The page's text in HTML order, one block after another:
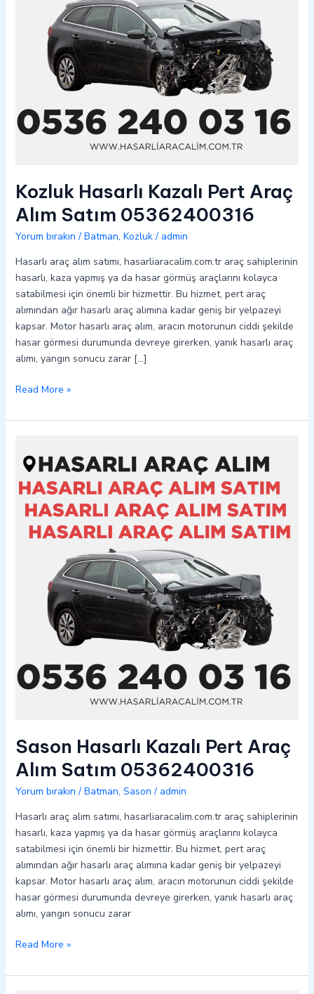
Kozluk Hasarlı Kazalı Pert Araç
Alım Satım 05362400316
Yorum bırakın / Batman, Kozluk/ admin
Hasarlı araç alım satımı, hasarliaracalim.com.tr araç sahiplerinin
hasarlı, kaza yapmış ya da hasar görmüş araçlarını kolayca
satabilmesi için önemli bir hizmettir. Bu hizmet, pert araç
alımından ağır hasarlı araç alımına kadar geniş bir yelpazeyi
kapsar. Motor hasarlı araç alım, aracın motorunun ciddi şekilde
hasar görmesi durumunda devreye girerken, yanık hasarlı araç
alımı, yangın sonucu zarar […]
Read More »
Sason Hasarlı Kazalı Pert Araç
Alım Satım 05362400316
Yorum bırakın / Batman, Sason / admin
Hasarlı araç alım satımı, hasarliaracalim.com.tr araç sahiplerinin
hasarlı, kaza yapmış ya da hasar görmüş araçlarını kolayca
satabilmesi için önemli bir hizmettir. Bu hizmet, pert araç
alımından ağır hasarlı araç alımına kadar geniş bir yelpazeyi
kapsar. Motor hasarlı araç alım, aracın motorunun ciddi şekilde
hasar görmesi durumunda devreye girerken, yanık hasarlı araç
alımı, yangın sonucu zarar
Hasarlı
Kazalı
Pert
Araç
Alım
Satım
05362400316
Read More »